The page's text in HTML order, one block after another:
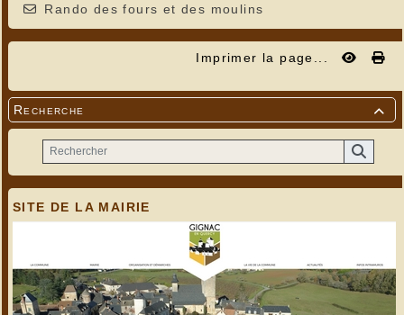
Rando des fours et des moulins
Imprimer la page...

Recherche
SITE DE LA MAIRIE
---
Dernier effort pour regagner Turenne